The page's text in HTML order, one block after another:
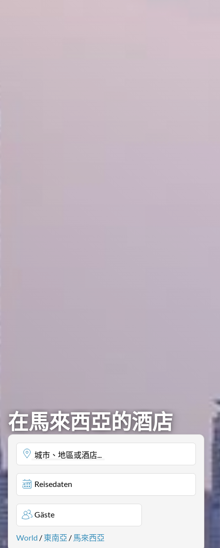
在馬來西亞的酒店
城市、地區或酒店...
Reisedaten
Gäste
World / 東南亞 / 馬來西亞